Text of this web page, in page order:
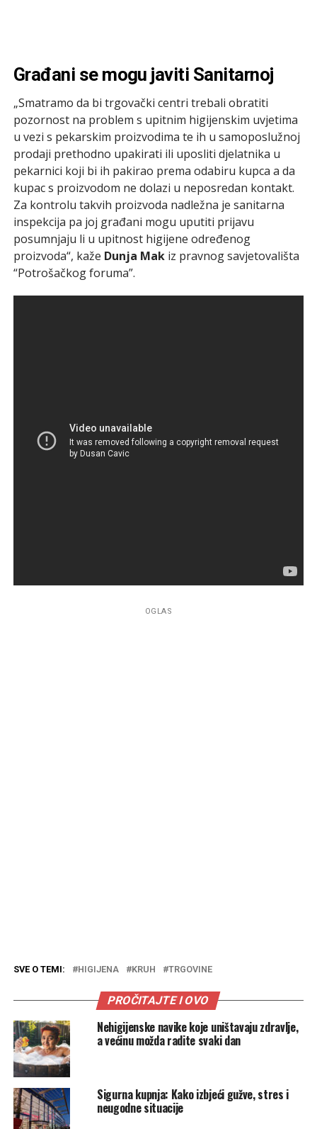
Građani se mogu javiti Sanitarnoj
„Smatramo da bi trgovački centri trebali obratiti
pozornost na problem s upitnim higijenskim uvjetima
u vezi s pekarskim proizvodima te ih u samoposlužnoj
prodaji prethodno upakirati ili uposliti djelatnika u
pekarnici koji bi ih pakirao prema odabiru kupca a da
kupac s proizvodom ne dolazi u neposredan kontakt.
Za kontrolu takvih proizvoda nadležna je sanitarna
inspekcija pa joj građani mogu uputiti prijavu
posumnjaju li u upitnost higijene određenog
proizvoda“, kaže Dunja Makiz pravnog savjetovališta
“Potrošačkog foruma”.
OGLAS
SVE O TEMI: HIGIJENA KRUH TRGOVINE
PROČITAJTE I OVO
Nehigijenske navike koje uništavaju zdravlje,
a većinu možda radite svaki dan
Sigurna kupnja: Kako izbjeći gužve, stres i
neugodne situacije